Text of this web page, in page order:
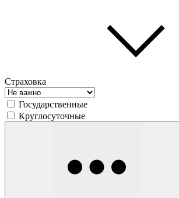
Страховка
Государственные
Круглосуточные